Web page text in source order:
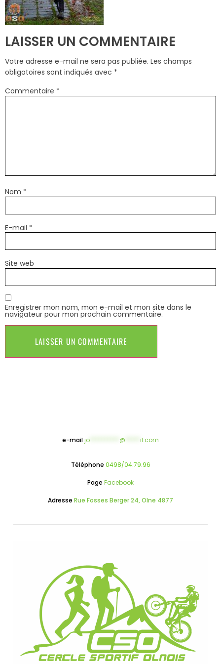
LAISSER UN COMMENTAIRE
Votre adresse e-mail ne sera pas publiée. Les champs
obligatoires sont indiqués avec *
Commentaire *
Nom *
E-mail *
Site web
Enregistrer mon nom, mon e-mail et mon site dans le
navigateur pour mon prochain commentaire.
e-mailjo @ il.com
Téléphone 0498/04.79.96
Page Facebook
Adresse Rue Fosses Berger 24, Olne 4877